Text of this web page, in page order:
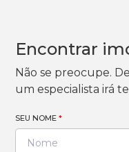
Encontrar
Não se preocupe.
um especialista irá
SEU NOME*